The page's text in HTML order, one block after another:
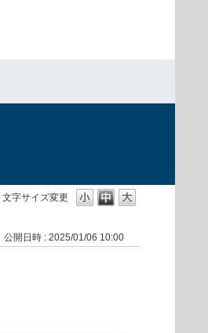
文字サイズ変更
公開日時 : 2025/01/06 10:00